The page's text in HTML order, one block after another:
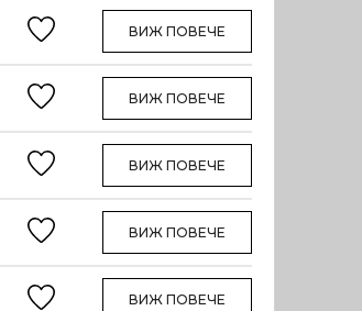
ВИЖ ПОВЕЧЕ
ВИЖ ПОВЕЧЕ
ВИЖ ПОВЕЧЕ
ВИЖ ПОВЕЧЕ
ВИЖ ПОВЕЧЕ